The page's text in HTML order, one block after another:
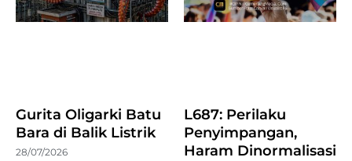
Gurita Oligarki Batu
Bara di Balik Listrik
28/07/2026
L687: Perilaku
Penyimpangan,
Haram Dinormalisasi